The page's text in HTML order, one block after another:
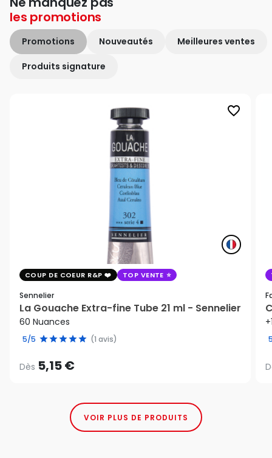
les promotions
Promotions Nouveautés Meilleures ventes
Produits signature
favorite_border
COUP DE COEUR R&P TOP VENTE
Sennelier
La Gouache Extra-fine Tube 21 ml - Sennelier
60 Nuances
5/5 (1 avis)
Dès 5,15 €
VOIR PLUS DE PRODUITS